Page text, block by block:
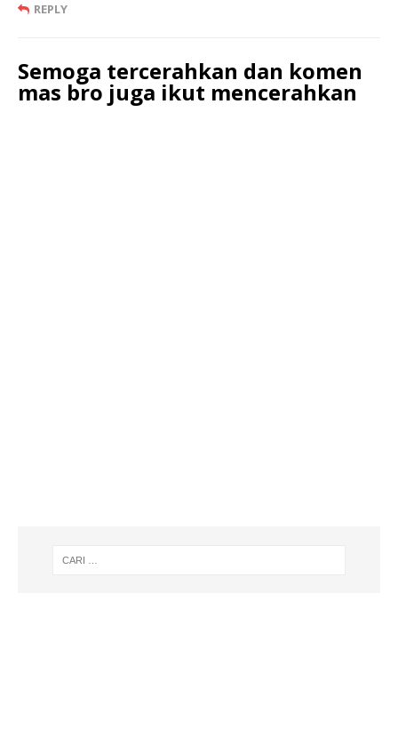
REPLY
Semoga tercerahkan dan komen
mas bro juga ikut mencerahkan